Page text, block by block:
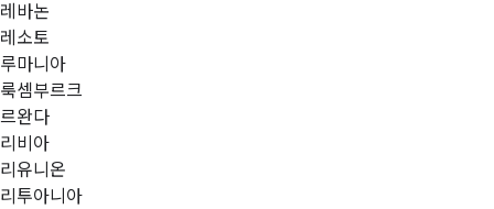
레바논
레소토
루마니아
룩셈부르크
르완다
리비아
리유니온
리투아니아